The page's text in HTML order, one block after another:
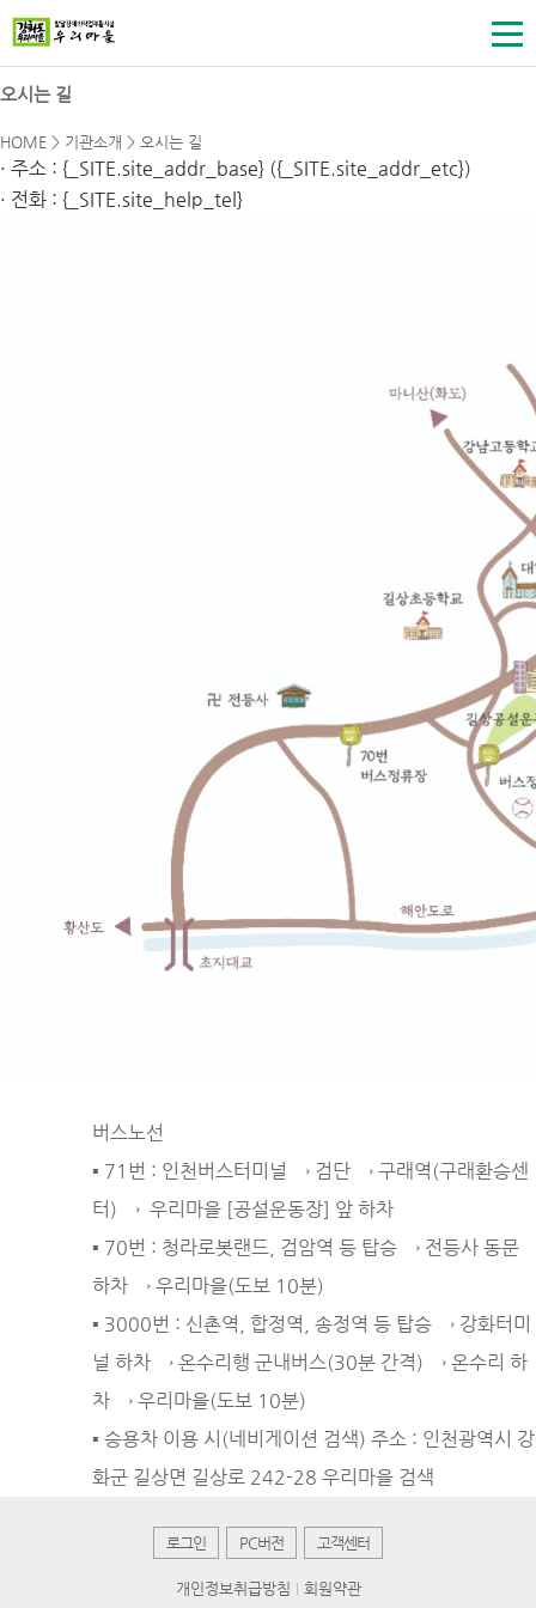
오시는 길
HOME > 기관소개 > 오시는 길
· 주소 : {_SITE.site_addr_base} ({_SITE.site_addr_etc})
· 전화 : {_SITE.site_help_tel}
버스노선
▪ 71번 : 인천버스터미널 → 검단 → 구래역(구래환승센
터) → 우리마을 [공설운동장] 앞 하차
▪ 70번 : 청라로봇랜드, 검암역 등 탑승 → 전등사 동문
하차 → 우리마을(도보 10분)
▪ 3000번 : 신촌역, 합정역, 송정역 등 탑승 → 강화터미
널 하차 → 온수리행 군내버스(30분 간격) → 온수리 하
차 → 우리마을(도보 10분)
▪ 승용차 이용 시(네비게이션 검색) 주소 : 인천광역시 강
화군 길상면 길상로 242-28 우리마을 검색
로그인 PC버전 고객센터
개인정보취급방침 회원약관